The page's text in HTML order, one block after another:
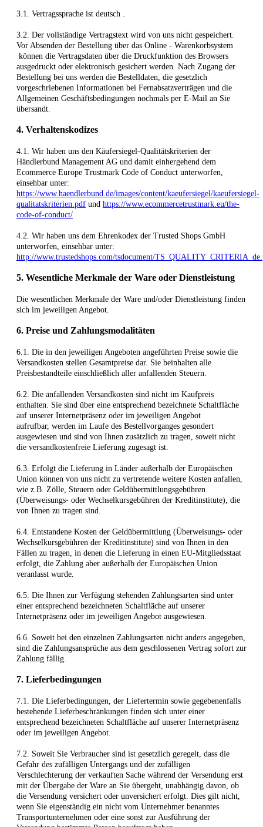
3.1. Vertragssprache ist deutsch
3.2. Der vollständige Vertragstext wird von uns nicht gespeichert.
Vor Absenden der Bestellung über das Online - Warenkorbsystem
können die Vertragsdaten über die Druckfunktion des Browsers
ausgedruckt oder elektronisch gesichert werden. Nach Zugang der
Bestellung bei uns werden die Bestelldaten, die gesetzlich
vorgeschriebenen Informationen bei Fernabsatzverträgen und die
Allgemeinen Geschäftsbedingungen nochmals per E-Mail an Sie
übersandt.
4. Verhaltenskodizes
4.1. Wir haben uns den Käufersiegel-Qualitätskriterien der
Händlerbund Management AG und damit einhergehend dem
Ecommerce Europe Trustmark Code of Conduct unterworfen,
einsehbar unter:
https://www.haendlerbund.de/images/content/kaeufersiegel/kaeufersiegel-
qualitatskriterien.pdf und https://www.ecommercetrustmark.eu/the-
code-of-conduct/
4.2. Wir haben uns dem Ehrenkodex der Trusted Shops GmbH
unterworfen, einsehbar unter:
http://www.trustedshops.com/tsdocument/
5. Wesentliche Merkmale der Ware oder Dienstleistung
Die wesentlichen Merkmale der Ware und/oder Dienstleistung finden
sich im jeweiligen Angebot.
6. Preise und Zahlungsmodalitäten
6.1. Die in den jeweiligen Angeboten angeführten Preise sowie die
Versandkosten stellen Gesamtpreise dar. Sie beinhalten alle
Preisbestandteile einschließlich aller anfallenden Steuern.
6.2. Die anfallenden Versandkosten sind nicht im Kaufpreis
enthalten. Sie sind über eine entsprechend bezeichnete Schaltfläche
auf unserer Internetpräsenz oder im jeweiligen Angebot
aufrufbar, werden im Laufe des Bestellvorganges gesondert
ausgewiesen und sind von Ihnen zusätzlich zu tragen, soweit nicht
die versandkostenfreie Lieferung zugesagt ist.
6.3. Erfolgt die Lieferung in Länder außerhalb der Europäischen
Union können von uns nicht zu vertretende weitere Kosten anfallen,
wie z.B. Zölle, Steuern oder Geldübermittlungsgebühren
(Überweisungs- oder Wechselkursgebühren der Kreditinstitute), die
von Ihnen zu tragen sind.
6.4. Entstandene Kosten der Geldübermittlung (Überweisungs- oder
Wechselkursgebühren der Kreditinstitute) sind von Ihnen in den
Fällen zu tragen, in denen die Lieferung in einen EU-Mitgliedsstaat
erfolgt, die Zahlung aber außerhalb der Europäischen Union
veranlasst wurde.
6.5. Die Ihnen zur Verfügung stehenden Zahlungsarten sind unter
einer entsprechend bezeichneten Schaltfläche auf unserer
Internetpräsenz oder im jeweiligen Angebot ausgewiesen.
6.6. Soweit bei den einzelnen Zahlungsarten nicht anders angegeben,
sind die Zahlungsansprüche aus dem geschlossenen Vertrag sofort zur
Zahlung fällig.
7. Lieferbedingungen
7.1. Die Lieferbedingungen, der Liefertermin sowie gegebenenfalls
bestehende Lieferbeschränkungen finden sich unter einer
entsprechend bezeichneten Schaltfläche auf unserer Internetpräsenz
oder im jeweiligen Angebot.
7.2. Soweit Sie Verbraucher sind ist gesetzlich geregelt, dass die
Gefahr des zufälligen Untergangs und der zufälligen
Verschlechterung der verkauften Sache während der Versendung erst
mit der Übergabe der Ware an Sie übergeht, unabhängig davon, ob
die Versendung versichert oder unversichert erfolgt. Dies gilt nicht,
wenn Sie eigenständig ein nicht vom Unternehmer benanntes
Transportunternehmen oder eine sonst zur Ausführung der